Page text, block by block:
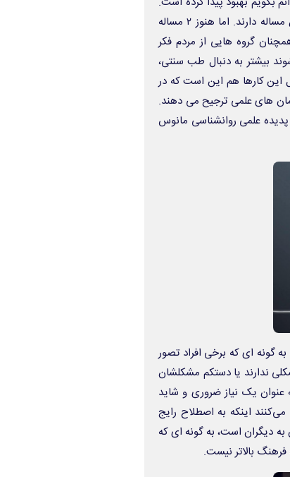
حالا مردم با فرهنگ سازی که توسط رسانه انجام شده، نگاه مثبت تری به این مساله دارند. اما هنوز ۲ مساله
گروه هایی از مردم فکر
بیشتر به دنبال طب سنتی،
این کارها هم این است که در
های علمی ترجیح می دهند.
علمی روانشناسی مانوس
گونه ای که برخی افراد تصور
ندارند یا دستکم مشکلشان
یک نیاز ضروری و شاید
اینکه به اصطلاح رایج
دیگران است، به گونه ای که
بالاتر نیست.